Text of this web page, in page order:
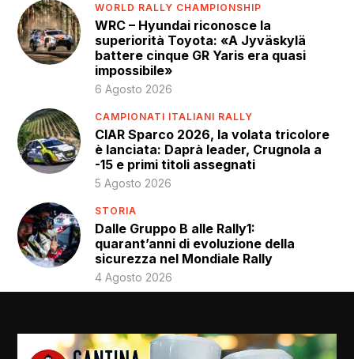
WORLD RALLY CHAMPIONSHIP
WRC – Hyundai riconosce la
superiorità Toyota: «A Jyväskylä
battere cinque GR Yaris era quasi
impossibile»
6 Agosto 2026
CAMPIONATI ITALIANI RALLY
CIAR Sparco 2026, la volata tricolore
è lanciata: Daprà leader, Crugnola a
-15 e primi titoli assegnati
5 Agosto 2026
STORIA
Dalle Gruppo B alle Rally1:
quarant’anni di evoluzione della
sicurezza nel Mondiale Rally
4 Agosto 2026